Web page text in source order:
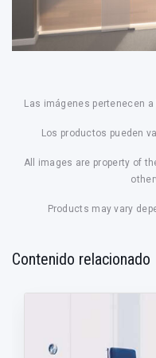
Las imágenes pertenecen
Los productos pueden
All images are property of
Products may vary
Contenido relacionado